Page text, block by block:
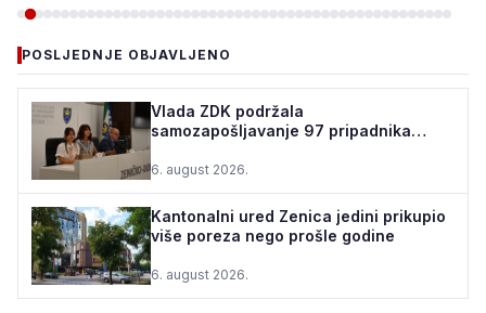
ZBOG INTERNETSKE
PRIJEVARE UHAPŠEN
OSUMNJIČENI, ŠTETA VEĆA
OD 40.000 KM
5. august 2026.•204 pregleda
POSLJEDNJE OBJAVLJENO
Vlada ZDK podržala
samozapošljavanje 97 pripadnika
podrž...
6. august 2026.
Kantonalni ured Zenica jedini prikupio
više poreza nego prošle godine
6. august 2026.